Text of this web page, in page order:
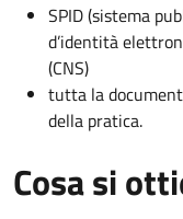
SPID (sistema
d’identità
(CNS)
tutta la
della pratica.
Cosa si